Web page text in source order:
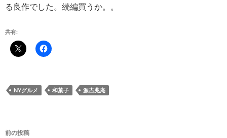
る良作でした。続編買うか。。
共有:
NYグルメ 和菓子 源吉兆庵
投
前の投稿